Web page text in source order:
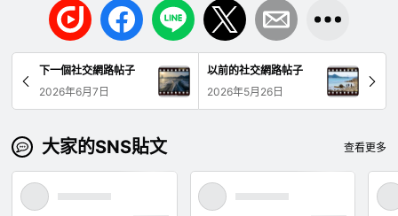
下一個社交網路帖子
2026年6月7日
以前的社交網路帖子
2026年5月26日
大家的SNS貼文 查看更多